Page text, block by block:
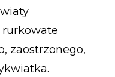
rurkowate
zaostrzonego,